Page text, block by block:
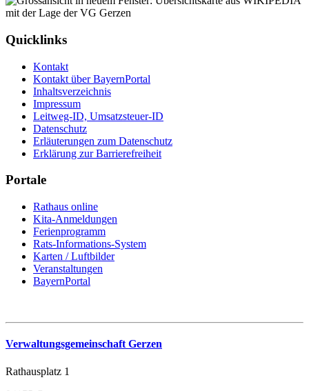
Quicklinks
Kontakt
Kontakt über BayernPortal
Inhaltsverzeichnis
Impressum
Leitweg-ID, Umsatzsteuer-ID
Datenschutz
Erläuterungen zum Datenschutz
Erklärung zur Barrierefreiheit
Portale
Rathaus online
Kita-Anmeldungen
Ferienprogramm
Rats-Informations-System
Karten / Luftbilder
Veranstaltungen
BayernPortal
Verwaltungsgemeinschaft Gerzen
Rathausplatz 1